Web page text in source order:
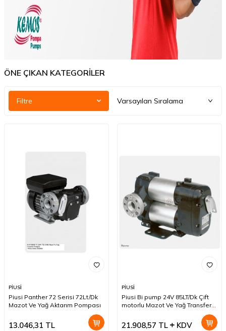
ÖNE ÇIKAN KATEGORİLER
Filtre
PİUSİ
Piusi Panther 72 Serisi 72Lt/Dk
Mazot Ve Yağ Aktarım Pompası
13.046,31 TL
PİUSİ
Piusi Bi pump 24V 85LT/Dk Çift
motorlu Mazot Ve Yağ Transfer
21.908,57 TL KDV